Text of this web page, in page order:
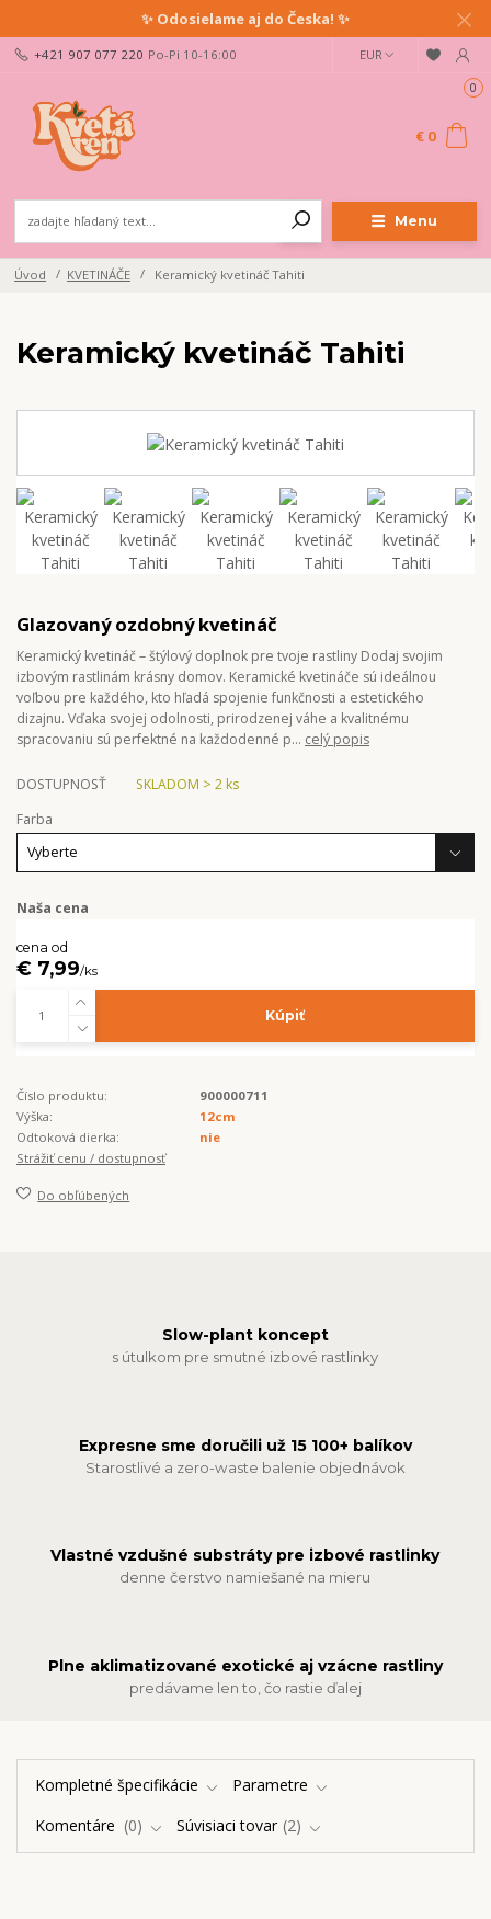
✨ Odosielame aj do Česka! ✨
Menu
EUR
+421 907 077 220 Po-Pi 10-16:00
0
€ 0
Úvod KVETINÁČE Keramický kvetináč Tahiti
Keramický kvetináč Tahiti
Glazovaný ozdobný kvetináč
Keramický kvetináč – štýlový doplnok pre tvoje rastliny Dodaj svojim
izbovým rastlinám krásny domov. Keramické kvetináče sú ideálnou
voľbou pre každého, kto hľadá spojenie funkčnosti a estetického
dizajnu. Vďaka svojej odolnosti, prirodzenej váhe a kvalitnému
spracovaniu sú perfektné na každodenné p... celý popis
DOSTUPNOSŤ
SKLADOM > 2 ks
Farba
Naša cena
cena od
€ 7,99/ks
Kúpiť
Číslo produktu:
900000711
Výška:
12cm
Odtoková dierka:
nie
Strážiť cenu / dostupnosť
Do obľúbených
Slow-plant koncept
s útulkom pre smutné izbové rastlinky
Expresne sme doručili už 15 100+ balíkov
Starostlivé a zero-waste balenie objednávok
Vlastné vzdušné substráty pre izbové rastlinky
denne čerstvo namiešané na mieru
Plne aklimatizované exotické aj vzácne rastliny
predávame len to, čo rastie ďalej
Kompletné špecifikácie
Parametre
Komentáre
0 Súvisiaci tovar 2